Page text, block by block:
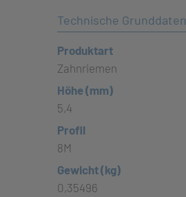
Technische Grunddaten
Produktart
Zahnriemen
Höhe (mm)
5,4
Profil
8M
Gewicht (kg)
0,35496